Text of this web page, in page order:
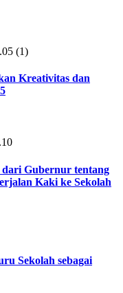
Kreativitas dan
Gubernur tentang
Kaki ke Sekolah
Sekolah sebagai